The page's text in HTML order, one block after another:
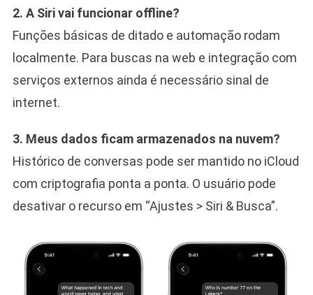
2. A Siri vai funcionar offline?
Funções básicas de ditado e automação rodam
localmente. Para buscas na web e integração com
serviços externos ainda é necessário sinal de
internet.
3. Meus dados ficam armazenados na nuvem?
Histórico de conversas pode ser mantido no iCloud
com criptografia ponta a ponta. O usuário pode
desativar o recurso em “Ajustes > Siri & Busca”.